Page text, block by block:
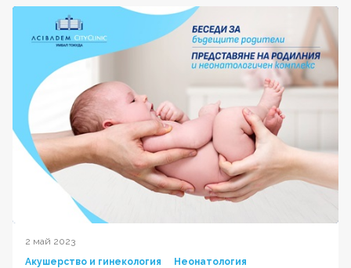
2 май 2023
Акушерство и гинекология
Неонатология